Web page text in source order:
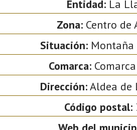
Entidad:La
Zona: Centro de
Situación:Montaña
Comarca:
Dirección:Aldea de
Código postal: